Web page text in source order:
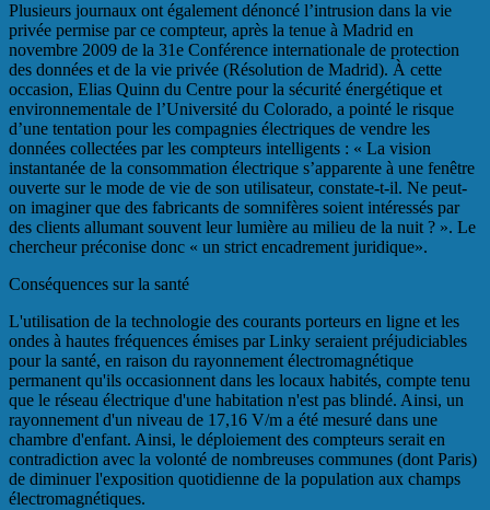
Plusieurs journaux ont également dénoncé l’intrusion dans la vie
privée permise par ce compteur, après la tenue à Madrid en
novembre 2009 de la 31e Conférence internationale de protection
des données et de la vie privée (Résolution de Madrid). À cette
occasion, Elias Quinn du Centre pour la sécurité énergétique et
environnementale de l’Université du Colorado, a pointé le risque
d’une tentation pour les compagnies électriques de vendre les
données collectées par les compteurs intelligents : « La vision
instantanée de la consommation électrique s’apparente à une fenêtre
ouverte sur le mode de vie de son utilisateur, constate-t-il. Ne peut-
on imaginer que des fabricants de somnifères soient intéressés par
des clients allumant souvent leur lumière au milieu de la nuit ? ». Le
chercheur préconise donc « un strict encadrement juridique».
Conséquences sur la santé
L'utilisation de la technologie des courants porteurs en ligne et les
ondes à hautes fréquences émises par Linky seraient préjudiciables
pour la santé, en raison du rayonnement électromagnétique
permanent qu'ils occasionnent dans les locaux habités, compte tenu
que le réseau électrique d'une habitation n'est pas blindé. Ainsi, un
rayonnement d'un niveau de 17,16 V/m a été mesuré dans une
chambre d'enfant. Ainsi, le déploiement des compteurs serait en
contradiction avec la volonté de nombreuses communes (dont Paris)
de diminuer l'exposition quotidienne de la population aux champs
électromagnétiques.